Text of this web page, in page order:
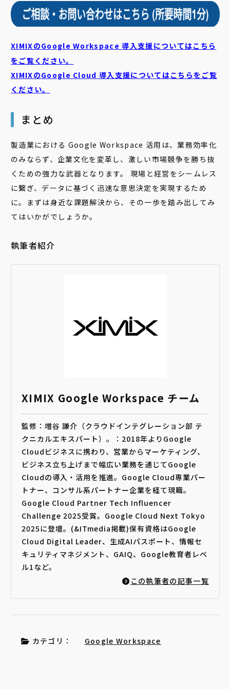
XIMIXのGoogle Workspace 導入支援についてはこちら
をご覧ください。
XIMIXのGoogle Cloud 導入支援についてはこちらをご覧
ください。
まとめ
製造業における Google Workspace 活用は、業務効率化
のみならず、企業文化を変革し、激しい市場競争を勝ち抜
くための強力な武器となります。 現場と経営をシームレス
に繋ぎ、データに基づく迅速な意思決定を実現するため
に。まずは身近な課題解決から、その一歩を踏み出してみ
てはいかがでしょうか。
執筆者紹介
XIMIX Google Workspace チーム
監修：増谷 謙介（クラウドインテグレーション部 テ
クニカルエキスパート）。：2018年よりGoogle
Cloudビジネスに携わり、営業からマーケティング、
ビジネス立ち上げまで幅広い業務を通じてGoogle
Cloudの導入・活用を推進。Google Cloud専業パー
トナー、コンサル系パートナー企業を経て現職。
Google Cloud Partner Tech Influencer
Challenge 2025受賞。Google Cloud Next Tokyo
2025に登壇。(&ITmedia掲載)保有資格はGoogle
Cloud Digital Leader、生成AIパスポート、情報セ
キュリティマネジメント、GAIQ、Google教育者レベ
ル1など。
この執筆者の記事一覧
カテゴリ： Google Workspace